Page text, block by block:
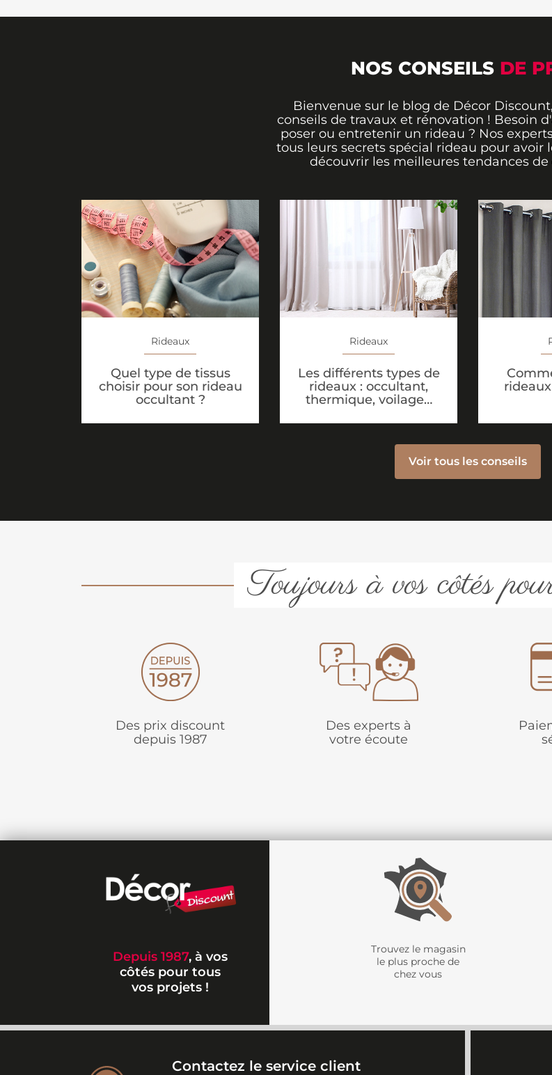
NOS CONSEILS DE
Bienvenue sur le blog de Décor
conseils de travaux et rénovation ! Besoin
poser ou entretenir un rideau ? Nos
tous leurs secrets spécial rideau pour avoir
découvrir les meilleures tendances de
Rideaux
Quel type de tissus
choisir pour son rideau
occultant ?
Rideaux
Les différents types de
rideaux : occultant,
thermique, voilage…
Voir tous les conseils
Toujours à vos côtés
Des prix discount
depuis 1987
Des experts à
votre écoute
Depuis 1987, à vos
côtés pour tous
vos projets !
Trouvez le magasin
le plus proche de
chez vous
Contactez le service client